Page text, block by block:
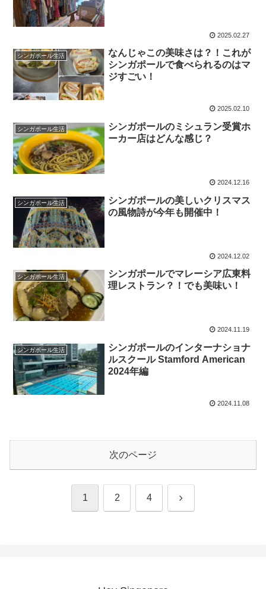
2025.02.27
シンガポール生活
なんじゃこの美味さは？！これが
シンガポールで食べられるのはマ
ジすごい！
2025.02.10
シンガポール生活
シンガポールのミシュラン受賞ホ
ーカー店はどんな感じ？
2024.12.16
シンガポール生活
シンガポールの美しいクリスマス
の風物詩が今年も開催中！
2024.12.02
シンガポール生活
シンガポールでマレーシア広東料
理レストラン？！でも美味い！
2024.11.19
シンガポール生活
シンガポールのインターナショナ
ルスクール Stamford American
2024年編
2024.11.08
次のページ
1 2 4 次